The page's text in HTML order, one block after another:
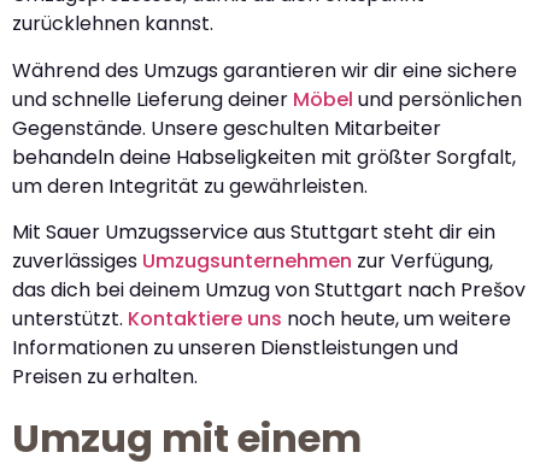
zurücklehnen kannst.
Während des Umzugs garantieren wir dir eine sichere
und schnelle Lieferung deiner Möbel und persönlichen
Gegenstände. Unsere geschulten Mitarbeiter
behandeln deine Habseligkeiten mit größter Sorgfalt,
um deren Integrität zu gewährleisten.
Mit Sauer Umzugsservice aus Stuttgart steht dir ein
zuverlässiges Umzugsunternehmen zur Verfügung,
das dich bei deinem Umzug von Stuttgart nach Prešov
unterstützt. Kontaktiere uns noch heute, um weitere
Informationen zu unseren Dienstleistungen und
Preisen zu erhalten.
Umzug mit einem